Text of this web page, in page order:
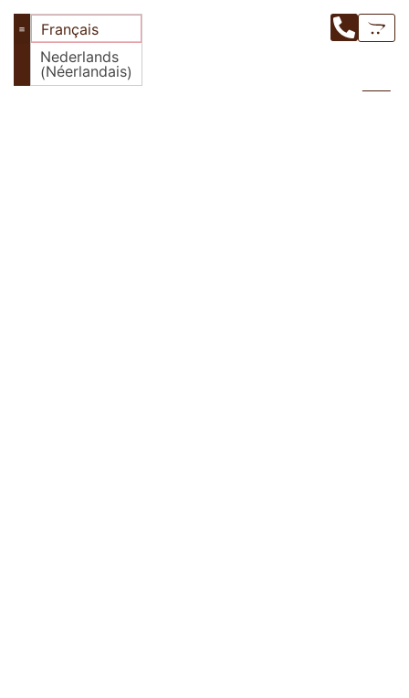
Français
Nederlands
(Néerlandais)